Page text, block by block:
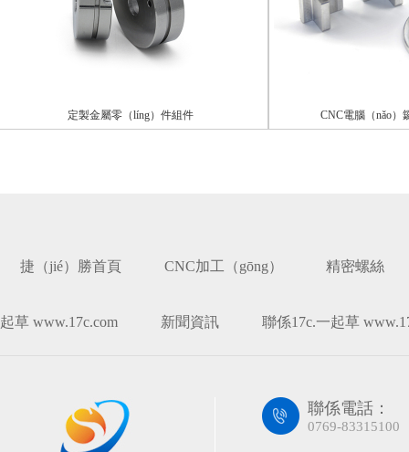
定製金屬零（líng）件組件 CNC電腦（nǎo）鑼加工（
捷（jié）勝首頁 CNC加工（gōng） 精密螺絲
起草 www.17c.com 新聞資訊 聯係17c.一起草
聯係電話：
0769-83315100